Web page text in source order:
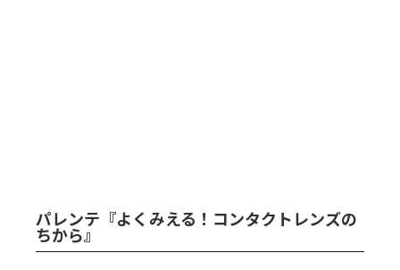
パレンテ『よくみえる！コンタクトレンズの
ちから』